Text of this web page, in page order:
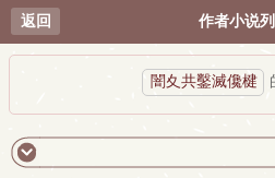
返回 作者小说
闇夊共鑿滅儳楗